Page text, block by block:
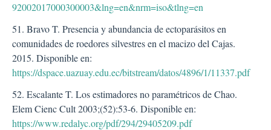
92002017000300003&lng=en&nrm=iso&tlng=en
51. Bravo T. Presencia y abundancia de ectoparásitos en
comunidades de roedores silvestres en el macizo del Cajas.
2015. Disponible en:
https://dspace.uazuay.edu.ec/bitstream/datos/4896/1/11337.pdf
52. Escalante T. Los estimadores no paramétricos de Chao.
Elem Cienc Cult 2003;(52):53-6. Disponible en:
https://www.redalyc.org/pdf/294/29405209.pdf